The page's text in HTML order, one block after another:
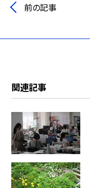
前の記事
関連記事